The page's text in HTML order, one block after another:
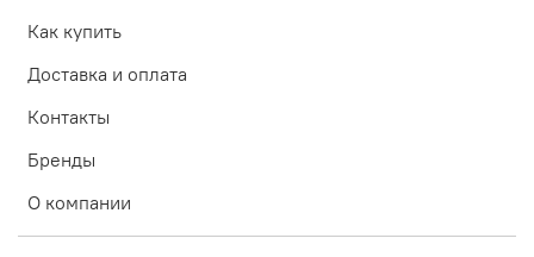
Как купить
Доставка и оплата
Контакты
Бренды
О компании